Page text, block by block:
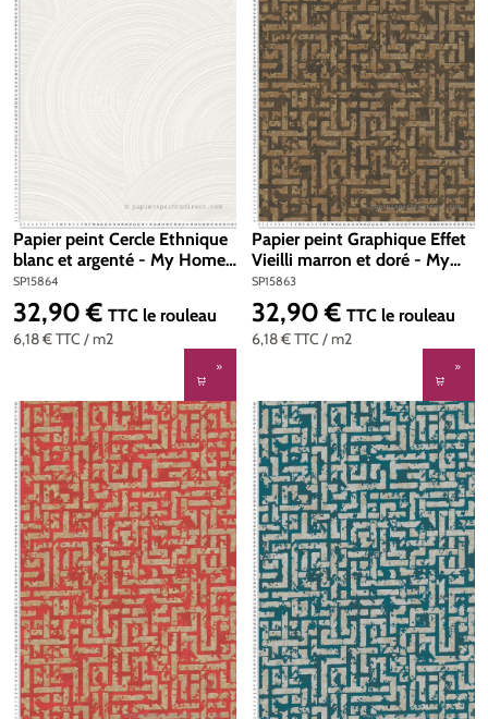
Papier peint Cercle Ethnique
blanc et argenté - My Home
My Spa d'A.S. Création | Réf.
SP15864
SP15864
6,18 €TTC / m2
Prix régulier :
32,90 € TTC le rouleau
Papier peint Graphique Effet
Vieilli marron et doré - My
Home My Spa d'A.S. Création
| Réf. SP15863
SP15863
6,18 €TTC / m2
Prix régulier :
32,90 € TTC le rouleau